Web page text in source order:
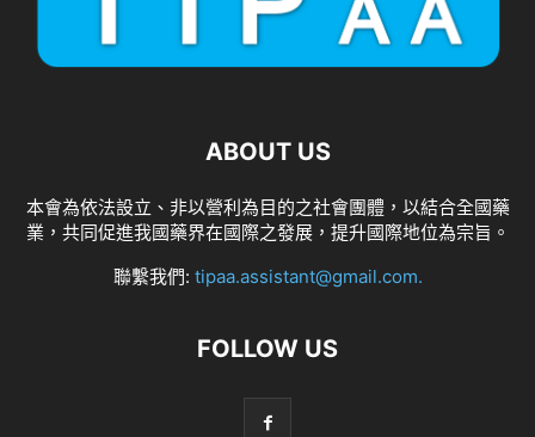
ABOUT US
本會為依法設立、非以營利為目的之社會團體，以結合全國藥
業，共同促進我國藥界在國際之發展，提升國際地位為宗旨。
聯繫我們: tipaa.assistant@gmail.com.
FOLLOW US